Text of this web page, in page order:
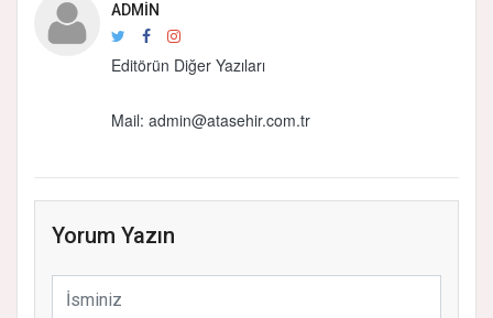
ADMIN
Editörün Diğer Yazıları
Mail: admin@atasehir.com.tr
Yorum Yazın